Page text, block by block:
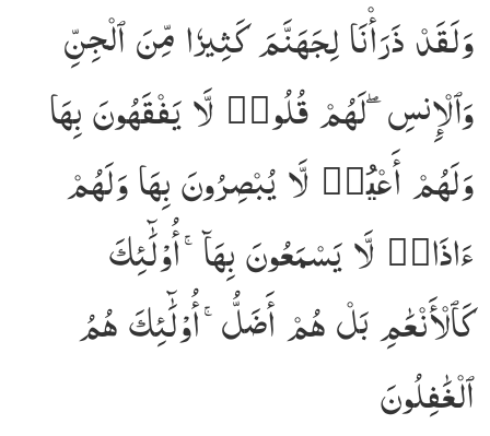
وَلَقَدۡ ذَرَأۡنَا لِجَهَنَّمَ كَثِيرٗا مِّنَ ٱلۡجِنِّ
وَٱلۡإِنسِۖ لَهُمۡ قُلُوبٞ لَّا يَفۡقَهُونَ بِهَا
وَلَهُمۡ أَعۡيُنٞ لَّا يُبۡصِرُونَ بِهَا وَلَهُمۡ
ءَاذَانٞ لَّا يَسۡمَعُونَ بِهَآۚ أُوْلَٰٓئِكَ
كَٱلۡأَنۡعَٰمِ بَلۡ هُمۡ أَضَلُّۚ أُوْلَٰٓئِكَ هُمُ
ٱلۡغَٰفِلُونَ